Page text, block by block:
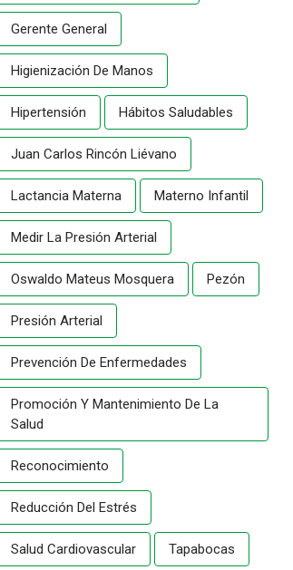
Gerente General
Higienización De Manos
Hipertensión Hábitos Saludables
Juan Carlos Rincón Liévano
Lactancia Materna Materno Infantil
Medir La Presión Arterial
Oswaldo Mateus Mosquera Pezón
Presión Arterial
Prevención De Enfermedades
Promoción Y Mantenimiento De La
Salud
Reconocimiento
Reducción Del Estrés
Salud Cardiovascular Tapabocas